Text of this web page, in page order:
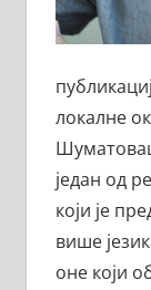
локалне
један од
који је
више
оне који